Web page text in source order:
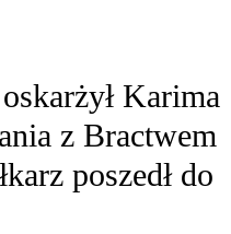
Karima
z Bractwem
poszedł do